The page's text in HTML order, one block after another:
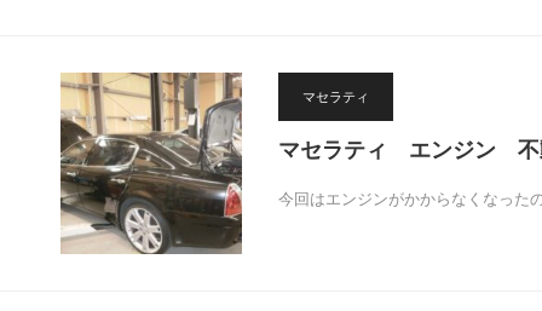
マセラティ
マセラティ エンジン
今回はエンジンがかからなくなっ